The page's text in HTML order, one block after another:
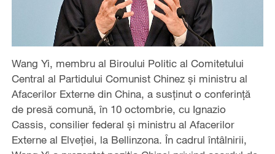
Wang Yi, membru al Biroului Politic al Comitetului
Central al Partidului Comunist Chinez și ministru al
Afacerilor Externe din China, a susținut o conferință
de presă comună, în 10 octombrie, cu Ignazio
Cassis, consilier federal și ministru al Afacerilor
Externe al Elveției, la Bellinzona. În cadrul întâlnirii,